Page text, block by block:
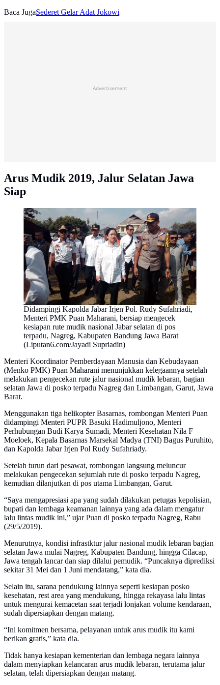
Baca JugaSederet Gelar Adat Jokowi
Advertisement
Arus Mudik 2019, Jalur Selatan Jawa
Siap
Didampingi Kapolda Jabar Irjen Pol. Rudy Sufahriadi,
Menteri PMK Puan Maharani, bersiap mengecek
kesiapan rute mudik nasional Jabar selatan di pos
terpadu, Nagreg, Kabupaten Bandung Jawa Barat
(Liputan6.com/Jayadi Supriadin)
Menteri Koordinator Pemberdayaan Manusia dan Kebudayaan
(Menko PMK) Puan Maharani menunjukkan kelegaannya setelah
melakukan pengecekan rute jalur nasional mudik lebaran, bagian
selatan Jawa di posko terpadu Nagreg dan Limbangan, Garut, Jawa
Barat.
Menggunakan tiga helikopter Basarnas, rombongan Menteri Puan
didampingi Menteri PUPR Basuki Hadimuljono, Menteri
Perhubungan Budi Karya Sumadi, Menteri Kesehatan Nila F
Moeloek, Kepala Basarnas Marsekal Madya (TNI) Bagus Puruhito,
dan Kapolda Jabar Irjen Pol Rudy Sufahriady.
Setelah turun dari pesawat, rombongan langsung meluncur
melakukan pengecekan sejumlah rute di posko terpadu Nagreg,
kemudian dilanjutkan di pos utama Limbangan, Garut.
“Saya mengapresiasi apa yang sudah dilakukan petugas kepolisian,
bupati dan lembaga keamanan lainnya yang ada dalam mengatur
lalu lintas mudik ini,” ujar Puan di posko terpadu Nagreg, Rabu
(29/5/2019).
Menurutnya, kondisi infrastktur jalur nasional mudik lebaran bagian
selatan Jawa mulai Nagreg, Kabupaten Bandung, hingga Cilacap,
Jawa tengah lancar dan siap dilalui pemudik. “Puncaknya diprediksi
sekitar 31 Mei dan 1 Juni mendatang,” kata dia.
Selain itu, sarana pendukung lainnya seperti kesiapan posko
kesehatan, rest area yang mendukung, hingga rekayasa lalu lintas
untuk mengurai kemacetan saat terjadi lonjakan volume kendaraan,
sudah dipersiapkan dengan matang.
“Ini komitmen bersama, pelayanan untuk arus mudik itu kami
berikan gratis,” kata dia.
Tidak hanya kesiapan kementerian dan lembaga negara lainnya
dalam menyiapkan kelancaran arus mudik lebaran, terutama jalur
selatan, telah dipersiapkan dengan matang.